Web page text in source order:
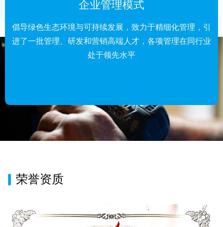
企业管理模式
倡导绿色生态环境与可持续发展，致力于精细化管理，引
进了一批管理、研发和营销高端人才，各项管理在同行业
处于领先水平
荣誉资质